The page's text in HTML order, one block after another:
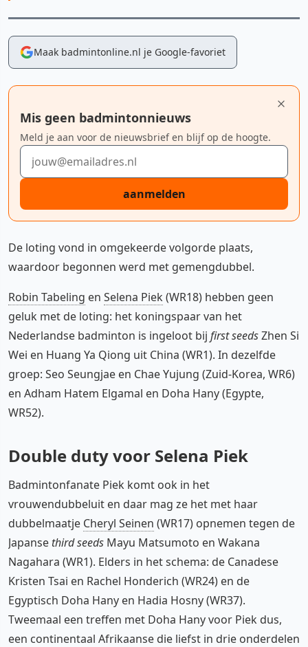
Maak badmintonline.nl je Google-favoriet
Mis geen badmintonnieuws
Meld je aan voor de nieuwsbrief en blijf op de hoogte.
E-mailadres
aanmelden
De loting vond in omgekeerde volgorde plaats,
waardoor begonnen werd met gemengdubbel.
Robin Tabeling en Selena Piek(WR18) hebben geen
geluk met de loting: het koningspaar van het
Nederlandse badminton is ingeloot bij first seedsZhen Si
Wei en Huang Ya Qiong uit China (WR1). In dezelfde
groep: Seo Seungjae en Chae Yujung (Zuid-Korea, WR6)
en Adham Hatem Elgamal en Doha Hany (Egypte,
WR52).
Double duty voor Selena Piek
Badmintonfanate Piek komt ook in het
vrouwendubbeluit en daar mag ze het met haar
dubbelmaatje Cheryl Seinen (WR17) opnemen tegen de
Japanse third seeds Mayu Matsumoto en Wakana
Nagahara (WR1). Elders in het schema: de Canadese
Kristen Tsai en Rachel Honderich (WR24) en de
Egyptisch Doha Hany en Hadia Hosny (WR37).
Tweemaal een treffen met Doha Hany voor Piek dus,
een continentaal Afrikaanse die liefst in drie onderdelen